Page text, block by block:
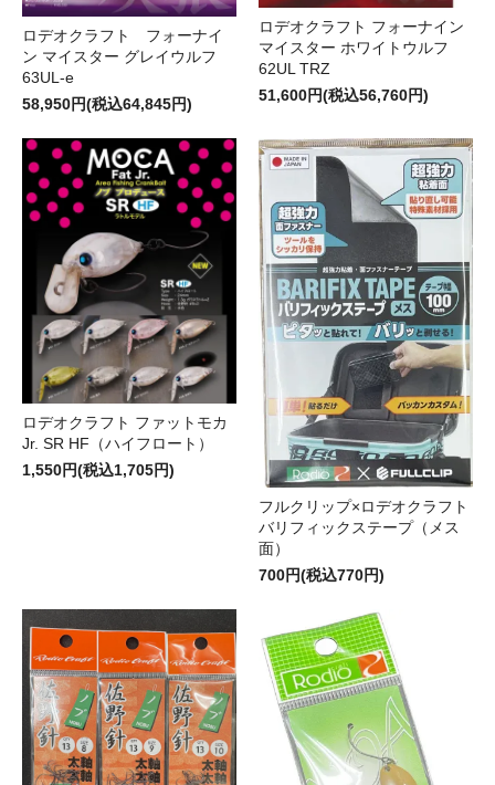
ロデオクラフト フォーナイ
ン マイスター グレイウルフ
63UL-e
58,950円(税込64,845円)
ロデオクラフト フォーナイン
マイスター ホワイトウルフ
62UL TRZ
51,600円(税込56,760円)
ロデオクラフト ファットモカ
Jr. SR HF（ハイフロート）
1,550円(税込1,705円)
フルクリップ×ロデオクラフト
バリフィックステープ（メス
面）
700円(税込770円)